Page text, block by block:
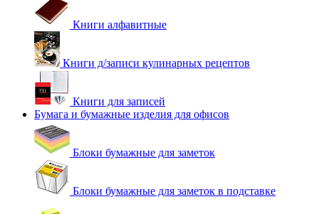
Книги алфавитные
Книги д/записи кулинарных рецептов
Книги для записей
Бумага и бумажные изделия для офисов
Блоки бумажные для заметок
Блоки бумажные для заметок в подставке